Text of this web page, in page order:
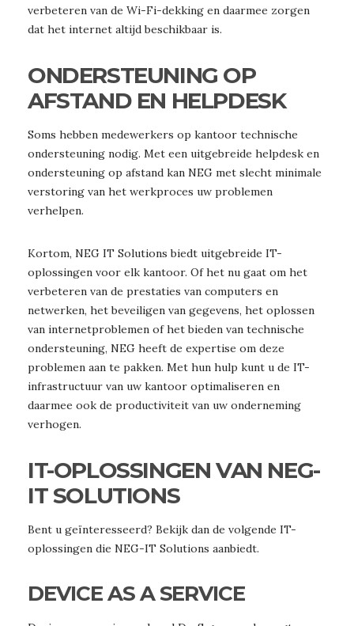
verbeteren van de Wi-Fi-dekking en daarmee zorgen
dat het internet altijd beschikbaar is.
ONDERSTEUNING OP
AFSTAND EN HELPDESK
Soms hebben medewerkers op kantoor technische
ondersteuning nodig. Met een uitgebreide helpdesk en
ondersteuning op afstand kan NEG met slecht minimale
verstoring van het werkproces uw problemen
verhelpen.
Kortom, NEG IT Solutions biedt uitgebreide IT-
oplossingen voor elk kantoor. Of het nu gaat om het
verbeteren van de prestaties van computers en
netwerken, het beveiligen van gegevens, het oplossen
van internetproblemen of het bieden van technische
ondersteuning, NEG heeft de expertise om deze
problemen aan te pakken. Met hun hulp kunt u de IT-
infrastructuur van uw kantoor optimaliseren en
daarmee ook de productiviteit van uw onderneming
verhogen.
IT-OPLOSSINGEN VAN NEG-
IT SOLUTIONS
Bent u geïnteresseerd? Bekijk dan de volgende IT-
oplossingen die NEG-IT Solutions aanbiedt.
DEVICE AS A SERVICE